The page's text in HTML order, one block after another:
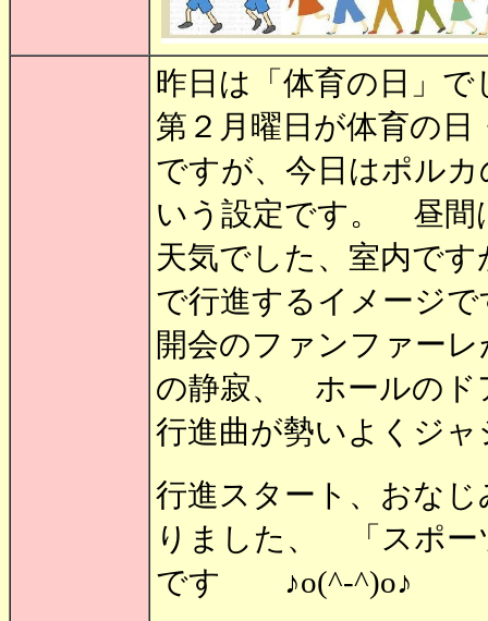
昨日は「体育の日」
第２月曜日が体育の日
ですが、今日はポル
いう設定です。 昼間
天気でした、室内で
で行進するイメージで
開会のファンファー
の静寂、 ホールのド
行進曲が勢いよくジャ
行進スタート、おな
りました、 「スポー
です ♪o(^-^)o♪